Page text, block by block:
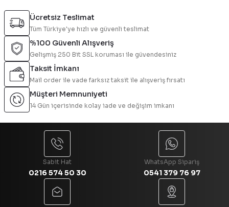
Ücretsiz Teslimat
Tüm Türkiye'ye hızlı ve güvenli teslimat
%100 Güvenli Alışveriş
Gelişmiş 250 Bit SSL koruması ile güvendesiniz
Taksit İmkanı
Mail order ile vade farksız taksit ile alışveriş fırsatı
Müşteri Memnuniyeti
14 Gün içerisinde kolay iade ve değişim imkanı
Sabit Hat
0216 574 50 30
WhatsApp Sipariş
0541 379 76 97